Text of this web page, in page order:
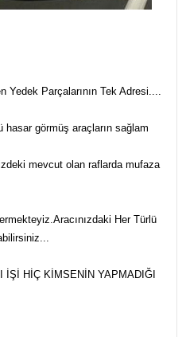
Yedek Parçalarının Tek Adresi....
hasar görmüş araçların sağlam
mevcut olan raflarda mufaza
Her Türlü
İŞİ HİÇ KİMSENİN YAPMADIĞI